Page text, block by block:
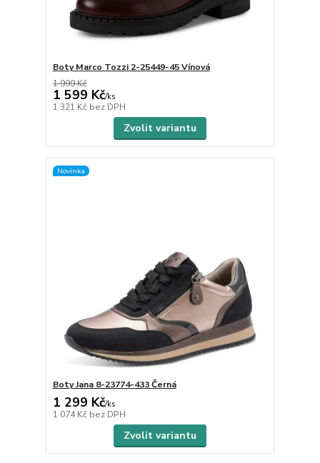
Boty Marco Tozzi 2-25449-45 Vínová
1 999 Kč
1 599 Kč/ks
1 321 Kč bez DPH
Zvolit variantu
Novinka
Boty Jana 8-23774-433 Černá
1 299 Kč/ks
1 074 Kč bez DPH
Zvolit variantu